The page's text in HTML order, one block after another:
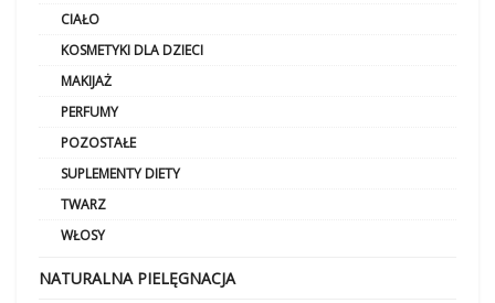
CIAŁO
KOSMETYKI DLA DZIECI
MAKIJAŻ
PERFUMY
POZOSTAŁE
SUPLEMENTY DIETY
TWARZ
WŁOSY
NATURALNA PIELĘGNACJA